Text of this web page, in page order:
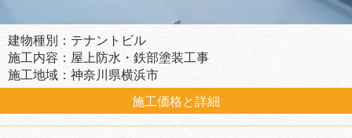
建物種別：テナントビル
施工内容：屋上防水・鉄部塗装工事
施工地域：神奈川県横浜市
施工価格と詳細